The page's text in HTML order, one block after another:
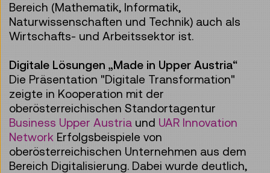
Bereich (Mathematik, Informatik,
Naturwissenschaften und Technik) auch als
Wirtschafts- und Arbeitssektor ist.
Digitale Lösungen „Made in Upper Austria“
Die Präsentation "Digitale Transformation"
zeigte in Kooperation mit der
oberösterreichischen Standortagentur
Business Upper Austria und UAR Innovation
Network Erfolgsbeispiele von
oberösterreichischen Unternehmen aus dem
Bereich Digitalisierung. Dabei wurde deutlich,